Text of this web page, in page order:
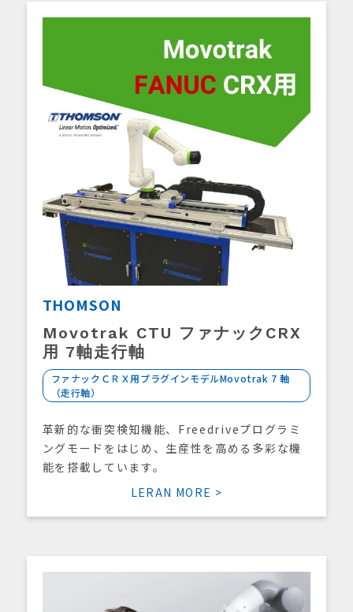
THOMSON
Movotrak CTU ファナックCRX
用 7軸走行軸
ファナックＣＲＸ用プラグインモデルMovotrak 7 軸
（走行軸）
革新的な衝突検知機能、Freedriveプログラミ
ングモードをはじめ、生産性を高める多彩な機
能を搭載しています。
LERAN MORE >